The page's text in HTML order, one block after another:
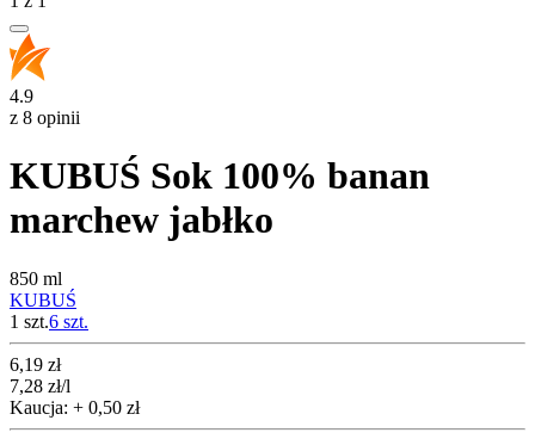
4.9
z 8 opinii
KUBUŚ Sok 100% banan
marchew jabłko
850 ml
KUBUŚ
1 szt.6 szt.
Cena
6,19 zł
7,28 zł/l
Kaucja: + 0,50 zł